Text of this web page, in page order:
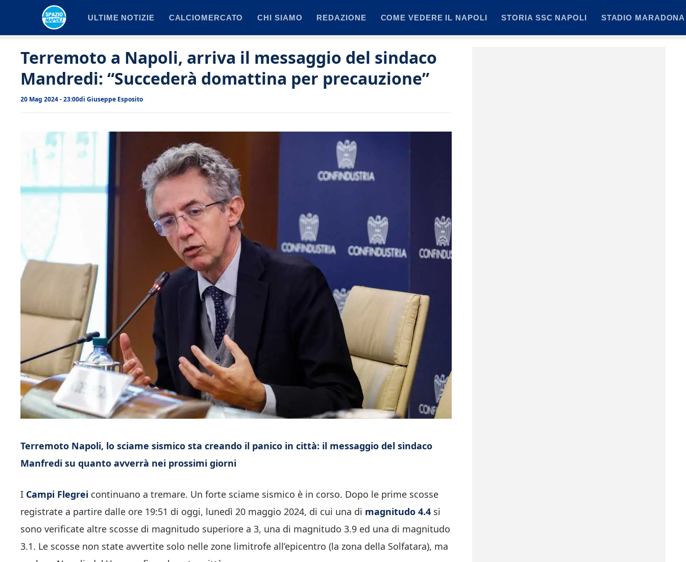
ULTIME NOTIZIE CALCIOMERCATO CHI SIAMO REDAZIONE COME VEDERE IL NAPOLI STORIA SSC NAPOLI STADIO MARADONA
Terremoto a Napoli, arriva il messaggio del sindaco
Mandredi: “Succederà domattina per precauzione”
20 Mag 2024 - 23:00di Giuseppe Esposito
Terremoto Napoli, lo sciame sismico sta creando il panico in città: il messaggio del sindaco
Manfredi su quanto avverrà nei prossimi giorni
I Campi Flegrei continuano a tremare. Un forte sciame sismico è in corso. Dopo le prime scosse
registrate a partire dalle ore 19:51 di oggi, lunedì 20 maggio 2024, di cui una di magnitudo 4.4 si
sono verificate altre scosse di magnitudo superiore a 3, una di magnitudo 3.9 ed una di magnitudo
3.1. Le scosse non state avvertite solo nelle zone limitrofe all’epicentro (la zona della Solfatara), ma